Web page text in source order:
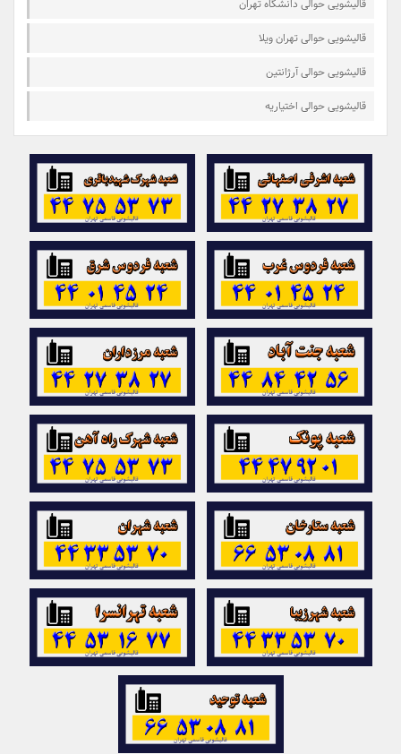
قالیشویی حوالی دانشگاه تهران
قالیشویی حوالی تهران ویلا
قالیشویی حوالی آرژانتین
قالیشویی حوالی اختیاریه